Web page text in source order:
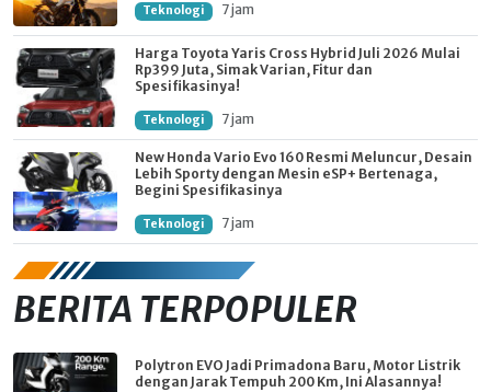
Teknologi 7 jam
Harga Toyota Yaris Cross Hybrid Juli 2026 Mulai
Rp399 Juta, Simak Varian, Fitur dan
Spesifikasinya!
Teknologi 7 jam
New Honda Vario Evo 160 Resmi Meluncur, Desain
Lebih Sporty dengan Mesin eSP+ Bertenaga,
Begini Spesifikasinya
Teknologi 7 jam
BERITA TERPOPULER
Polytron EVO Jadi Primadona Baru, Motor Listrik
dengan Jarak Tempuh 200 Km, Ini Alasannya!